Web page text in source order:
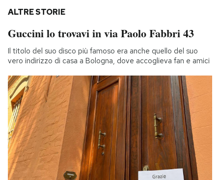
ALTRE STORIE
Guccini lo trovavi in via Paolo Fabbri 43
Il titolo del suo disco più famoso era anche quello del suo
vero indirizzo di casa a Bologna, dove accoglieva fan e amici